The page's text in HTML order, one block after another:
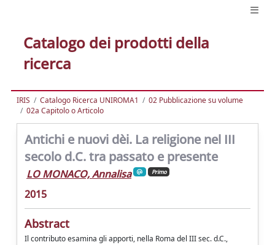
Catalogo dei prodotti della
ricerca
IRIS Catalogo Ricerca UNIROMA1
02 Pubblicazione su volume
02a Capitolo o Articolo
Antichi e nuovi dèi. La religione nel III
secolo d.C. tra passato e presente
LO MONACO, Annalisa Primo
2015
Abstract
Il contributo esamina gli apporti, nella Roma del III sec. d.C.,